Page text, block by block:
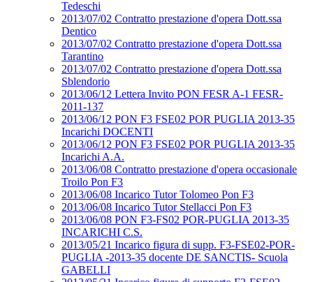
Tedeschi
2013/07/02 Contratto prestazione d'opera Dott.ssa
Dentico
2013/07/02 Contratto prestazione d'opera Dott.ssa
Tarantino
2013/07/02 Contratto prestazione d'opera Dott.ssa
Sblendorio
2013/06/12 Lettera Invito PON FESR A-1 FESR-
2011-137
2013/06/12 PON F3 FSE02 POR PUGLIA 2013-35
Incarichi DOCENTI
2013/06/12 PON F3 FSE02 POR PUGLIA 2013-35
Incarichi A.A.
2013/06/08 Contratto prestazione d'opera occasionale
Troilo Pon F3
2013/06/08 Incarico Tutor Tolomeo Pon F3
2013/06/08 Incarico Tutor Stellacci Pon F3
2013/06/08 PON F3-FS02 POR-PUGLIA 2013-35
INCARICHI C.S.
2013/05/21 Incarico figura di supp. F3-FSE02-POR-
PUGLIA -2013-35 docente DE SANCTIS- Scuola
GABELLI